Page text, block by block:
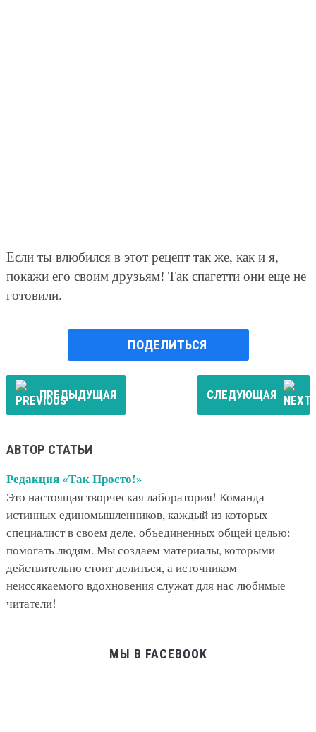
Если ты влюбился в этот рецепт так же, как и я,
покажи его своим друзьям! Так спагетти они еще не
готовили.
ПОДЕЛИТЬСЯ
ПРЕДЫДУЩАЯ СЛЕДУЮЩАЯ
АВТОР СТАТЬИ
Редакция «Так Просто!»
Это настоящая творческая лаборатория! Команда
истинных единомышленников, каждый из которых
специалист в своем деле, объединенных общей целью:
помогать людям. Мы создаем материалы, которыми
действительно стоит делиться, а источником
неиссякаемого вдохновения служат для нас любимые
читатели!
МЫ В FACEBOOK